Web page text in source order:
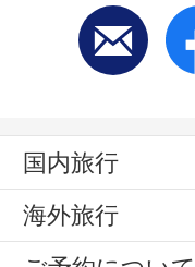
国内旅行
海外旅行